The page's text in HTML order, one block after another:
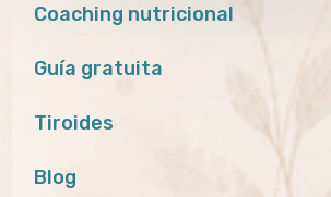
Coaching nutricional
Guía gratuita
Tiroides
Blog